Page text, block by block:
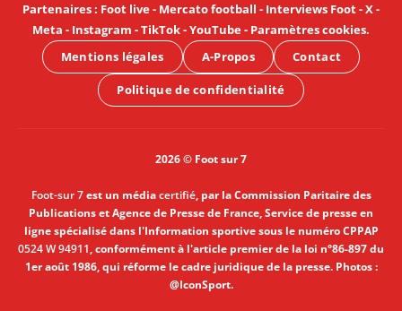
Partenaires: Foot live- Mercato football - Interviews Foot-X-
Meta - Instagram -TikTok-YouTube- Paramètres cookies.
Mentions légales
A-Propos Contact
Politique de confidentialité
2026 © Foot sur 7
Foot-sur 7est un médiacertifié, par la Commission Paritaire des
Publications et Agence de Presse de France, Service de presse en
ligne spécialisé dans l'Information sportive sous le numéro CPPAP
0524 W 94911, conformément à l'article premier de la loi n°86-897 du
1er août 1986, qui réforme le cadre juridique de la presse. Photos :
@IconSport.